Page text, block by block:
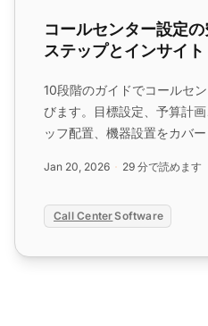
コールセンター設定
ステップとインサイト
10段階のガイドでコールセ
びます。目標設定、予算計
ッフ配置、機器設置をカバ
ールセンター管理のための5
Jan 20, 2026 29 分で読めます
Call CenterSoftware